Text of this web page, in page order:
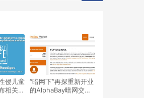
侵儿童
相关内
“暗网下”再探重新开业
的AlphaBay暗网交易